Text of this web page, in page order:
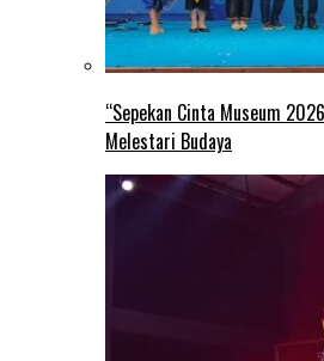
“Sepekan Cinta Museum
Melestari Budaya